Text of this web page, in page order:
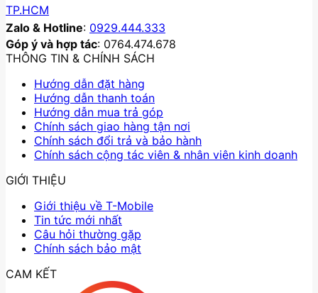
TP.HCM
Zalo & Hotline: 0929.444.333
Góp ý và hợp tác: 0764.474.678
THÔNG TIN & CHÍNH SÁCH
Hướng dẫn đặt hàng
Hướng dẫn thanh toán
Hướng dẫn mua trả góp
Chính sách giao hàng tận nơi
Chính sách đổi trả và bảo hành
Chính sách cộng tác viên & nhân viên kinh doanh
GIỚI THIỆU
Giới thiệu về T-Mobile
Tin tức mới nhất
Câu hỏi thường gặp
Chính sách bảo mật
CAM KẾT